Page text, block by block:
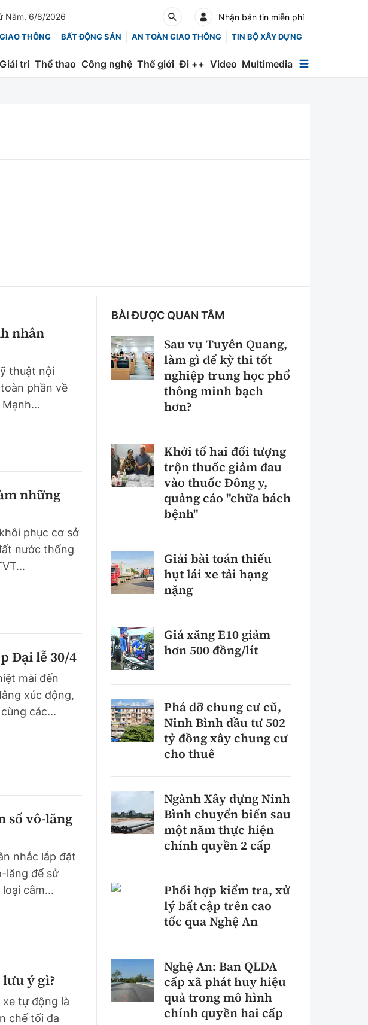
Năm, 6/8/2026 Nhận bản tin miễn phí
THÔNG BẤT ĐỘNG SẢN AN TOÀN GIAO THÔNG TIN BỘ XÂY DỰNG
trí Thể thao Công nghệ Thế giới Đi ++ Video Multimedia
Công nghệ
Công nghệ mới
Sản phẩm mới
Sách Vận tải
Sách Nhà thầu
nhân
thuật nội
phần về
những
phục cơ sở
nước thống
Đại lễ 30/4
mài đến
xúc động,
các...
số vô-lăng
nhắc lắp đặt
lăng để sử
cắm...
ý gì?
tự động là
chế tối đa
BÀI ĐƯỢC QUAN TÂM
Sau vụ Tuyên Quang,
làm gì để kỳ thi tốt
nghiệp trung học phổ
thông minh bạch
hơn?
Khởi tố hai đối tượng
trộn thuốc giảm đau
vào thuốc Đông y,
quảng cáo "chữa bách
bệnh"
Giải bài toán thiếu
hụt lái xe tải hạng
nặng
Giá xăng E10 giảm
hơn 500 đồng/lít
Phá dỡ chung cư cũ,
Ninh Bình đầu tư 502
tỷ đồng xây chung cư
cho thuê
Ngành Xây dựng Ninh
Bình chuyển biến sau
một năm thực hiện
chính quyền 2 cấp
Phối hợp kiểm tra, xử
lý bất cập trên cao
tốc qua Nghệ An
Nghệ An: Ban QLDA
cấp xã phát huy hiệu
quả trong mô hình
chính quyền hai cấp